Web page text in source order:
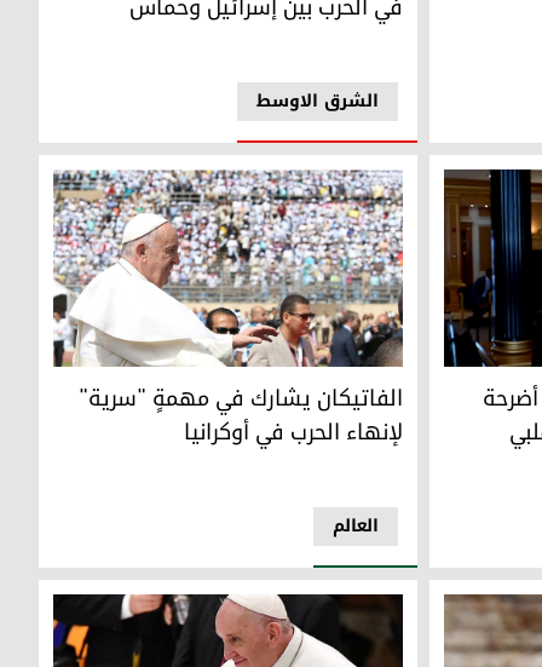
الشرق الاوسط
البابا فرانشيسكو (وكالات)
العالم
الفاتيكان يشارك في مهمةٍ "سرية"
لإنهاء الحرب في أوكرانيا